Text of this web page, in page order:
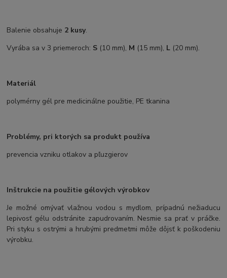
Balenie obsahuje 2 kusy.
Vyrába sa v 3 priemeroch: S (10 mm), M (15 mm), L (20 mm).
Materiál
polymérny gél pre medicinálne použitie, PE tkanina
Problémy, pri ktorých sa produkt používa
prevencia vzniku otlakov a pľuzgierov
Inštrukcie na použitie gélových výrobkov
Je možné omývať vlažnou vodou s mydlom, prípadnú nežiaducu
lepivosť gélu odstránite zapudrovaním. Nesmie sa prať v práčke.
Pri styku s ostrými a hrubými predmetmi môže dôjsť k poškodeniu
výrobku.